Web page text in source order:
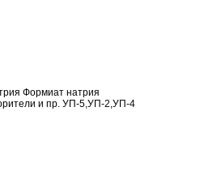
Формиат натрия
и пр. УП-5,УП-2,УП-4